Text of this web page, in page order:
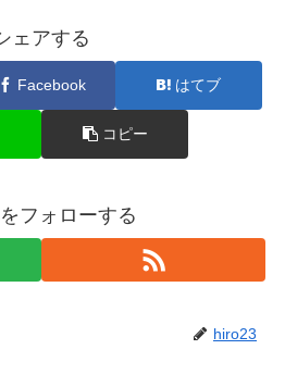
ェアする
Facebook はてブ
コピー
フォローする
hiro23